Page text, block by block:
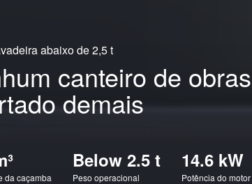
abaixo de 2,5 t
canteiro de
demais
da caçamba
Below 2.5 t
Peso operacional
14.6 kW
Potência do motor